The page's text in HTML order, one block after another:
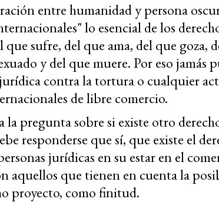
entre humanidad y persona
lo esencial de los
que sufre, del que ama, del que goza,
y del que muere. Por eso jamás
contra la tortura o cualquier
de libre comercio.
la pregunta sobre si existe otro
responderse que sí, que existe el
jurídicas en su estar en el
aquellos que tienen en cuenta la
proyecto, como finitud.